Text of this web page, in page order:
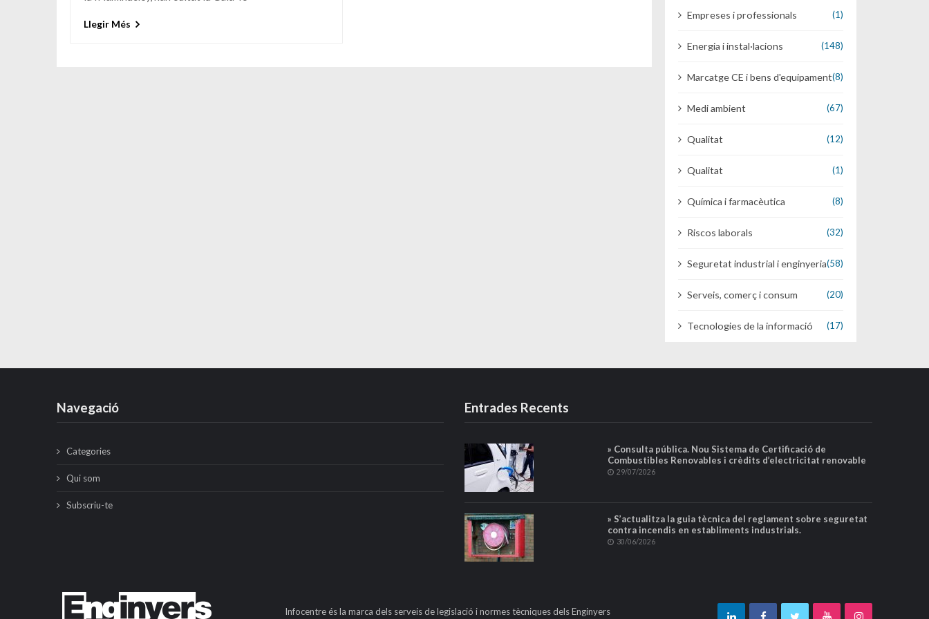
Llegir Més
Empreses i professionals (1)
Energia i instal·lacions (148)
Marcatge CE i bens d'equipament(8)
Medi ambient (67)
Qualitat (12)
Qualitat (1)
Química i farmacèutica (8)
Riscos laborals (32)
Seguretat industrial i enginyeria(58)
Serveis, comerç i consum (20)
Tecnologies de la informació (17)
Navegació
Categories
Qui som
Subscriu-te
Entrades Recents
» Consulta pública. Nou Sistema de Certificació de
Combustibles Renovables i crèdits d’electricitat renovable
29/07/2026
» S’actualitza la guia tècnica del reglament sobre seguretat
contra incendis en establiments industrials.
30/06/2026
Infocentre és la marca dels serveis de legislació i normes tècniques dels Enginyers